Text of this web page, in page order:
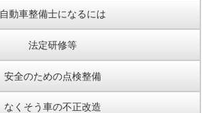
自動車整備士になるには
法定研修等
安全のための点検整備
なくそう車の不正改造